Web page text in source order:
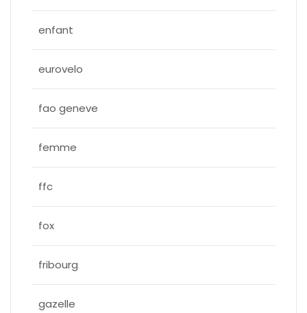
enfant
eurovelo
fao geneve
femme
ffc
fox
fribourg
gazelle